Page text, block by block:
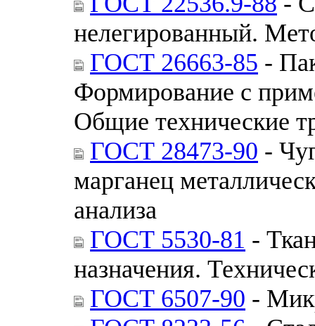
нелегированный.
ГОСТ 26663-85 -
Формирование с
Общие технические
ГОСТ 28473-90 -
марганец
анализа
ГОСТ 5530-81 -
назначения.
ГОСТ 6507-90 -